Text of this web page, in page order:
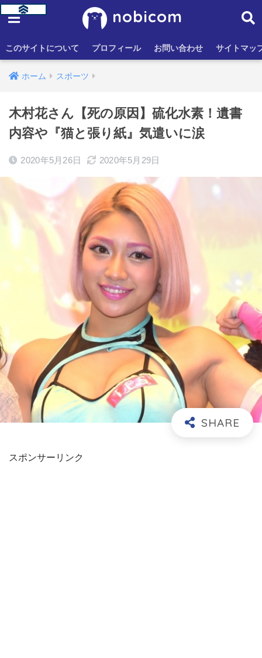
nobicom
このサイトについて プロフィール お問い合わせ サイトマッ
ホーム スポーツ
木村花さん【死の原因】硫化水素！遺書
内容や『猫と張り紙』気遣いに涙
2020年5月26日 2020年5月29日
スポンサーリンク